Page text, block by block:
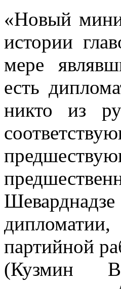
«Новый
истории
мере
есть
никто из
партийной
(Кузмин